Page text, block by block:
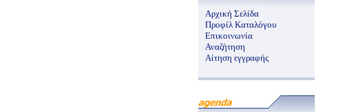
Αρχική Σελίδα
Προφίλ Καταλόγου
Επικοινωνία
Αναζήτηση
Αίτηση εγγραφής